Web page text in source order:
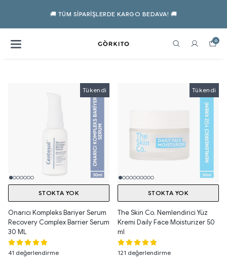
🚚 TÜM SIPARIŞLERDE KARGO BEDAVA! 🚚
0
Tükendi Tükendi
STOKTA YOK
Onarıcı Kompleks Bariyer Serum
Recovery Complex Barrier Serum
30 ML
41 değerlendirme
Tükendi
STOKTA YOK
The Skin Co. Nemlendirici Yüz
Kremi Daily Face Moisturizer 50
ml
121 değerlendirme